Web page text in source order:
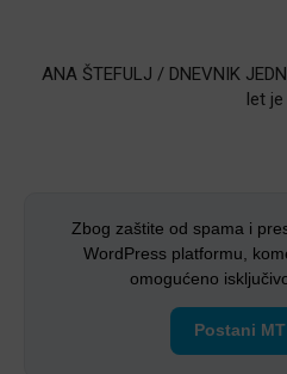
ANA ŠTEFULJ / DNEVNIK
let
Zbog zaštite od spama i
WordPress platformu,
omogućeno
Postani